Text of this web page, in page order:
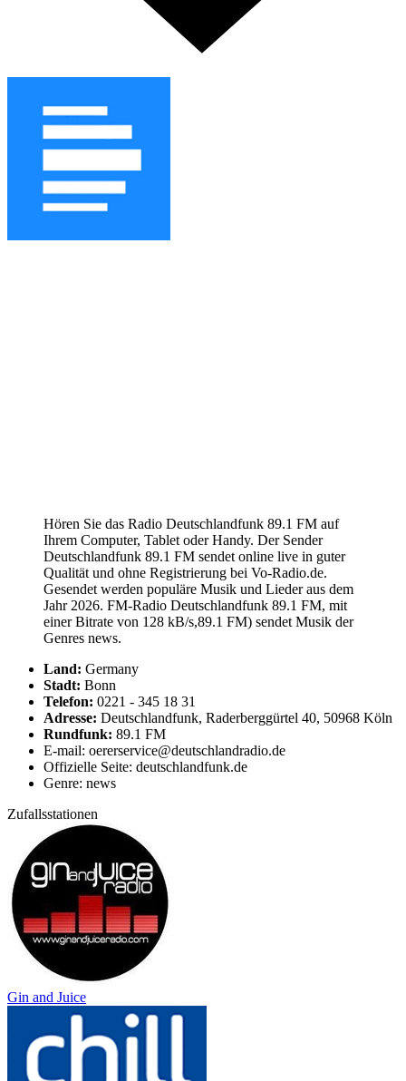
Hören Sie das Radio Deutschlandfunk 89.1 FM auf
Ihrem Computer, Tablet oder Handy. Der Sender
Deutschlandfunk 89.1 FM sendet online live in guter
Qualität und ohne Registrierung bei Vo-Radio.de.
Gesendet werden populäre Musik und Lieder aus dem
Jahr 2026. FM-Radio Deutschlandfunk 89.1 FM, mit
einer Bitrate von 128 kB/s,89.1 FM) sendet Musik der
Genres news.
Land: Germany
Stadt: Bonn
Telefon: 0221 - 345 18 31
Adresse: Deutschlandfunk, Raderberggürtel 40, 50968 Köln
Rundfunk: 89.1 FM
E-mail: oererservice@deutschlandradio.de
Offizielle Seite: deutschlandfunk.de
Genre: news
Zufallsstationen
Gin and Juice